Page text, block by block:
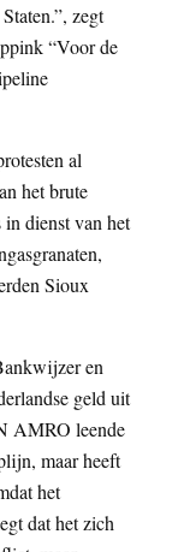
zegt
“Voor de
al
het brute
dienst van het
Sioux
en
geld uit
AMRO leende
maar heeft
het
dat het zich